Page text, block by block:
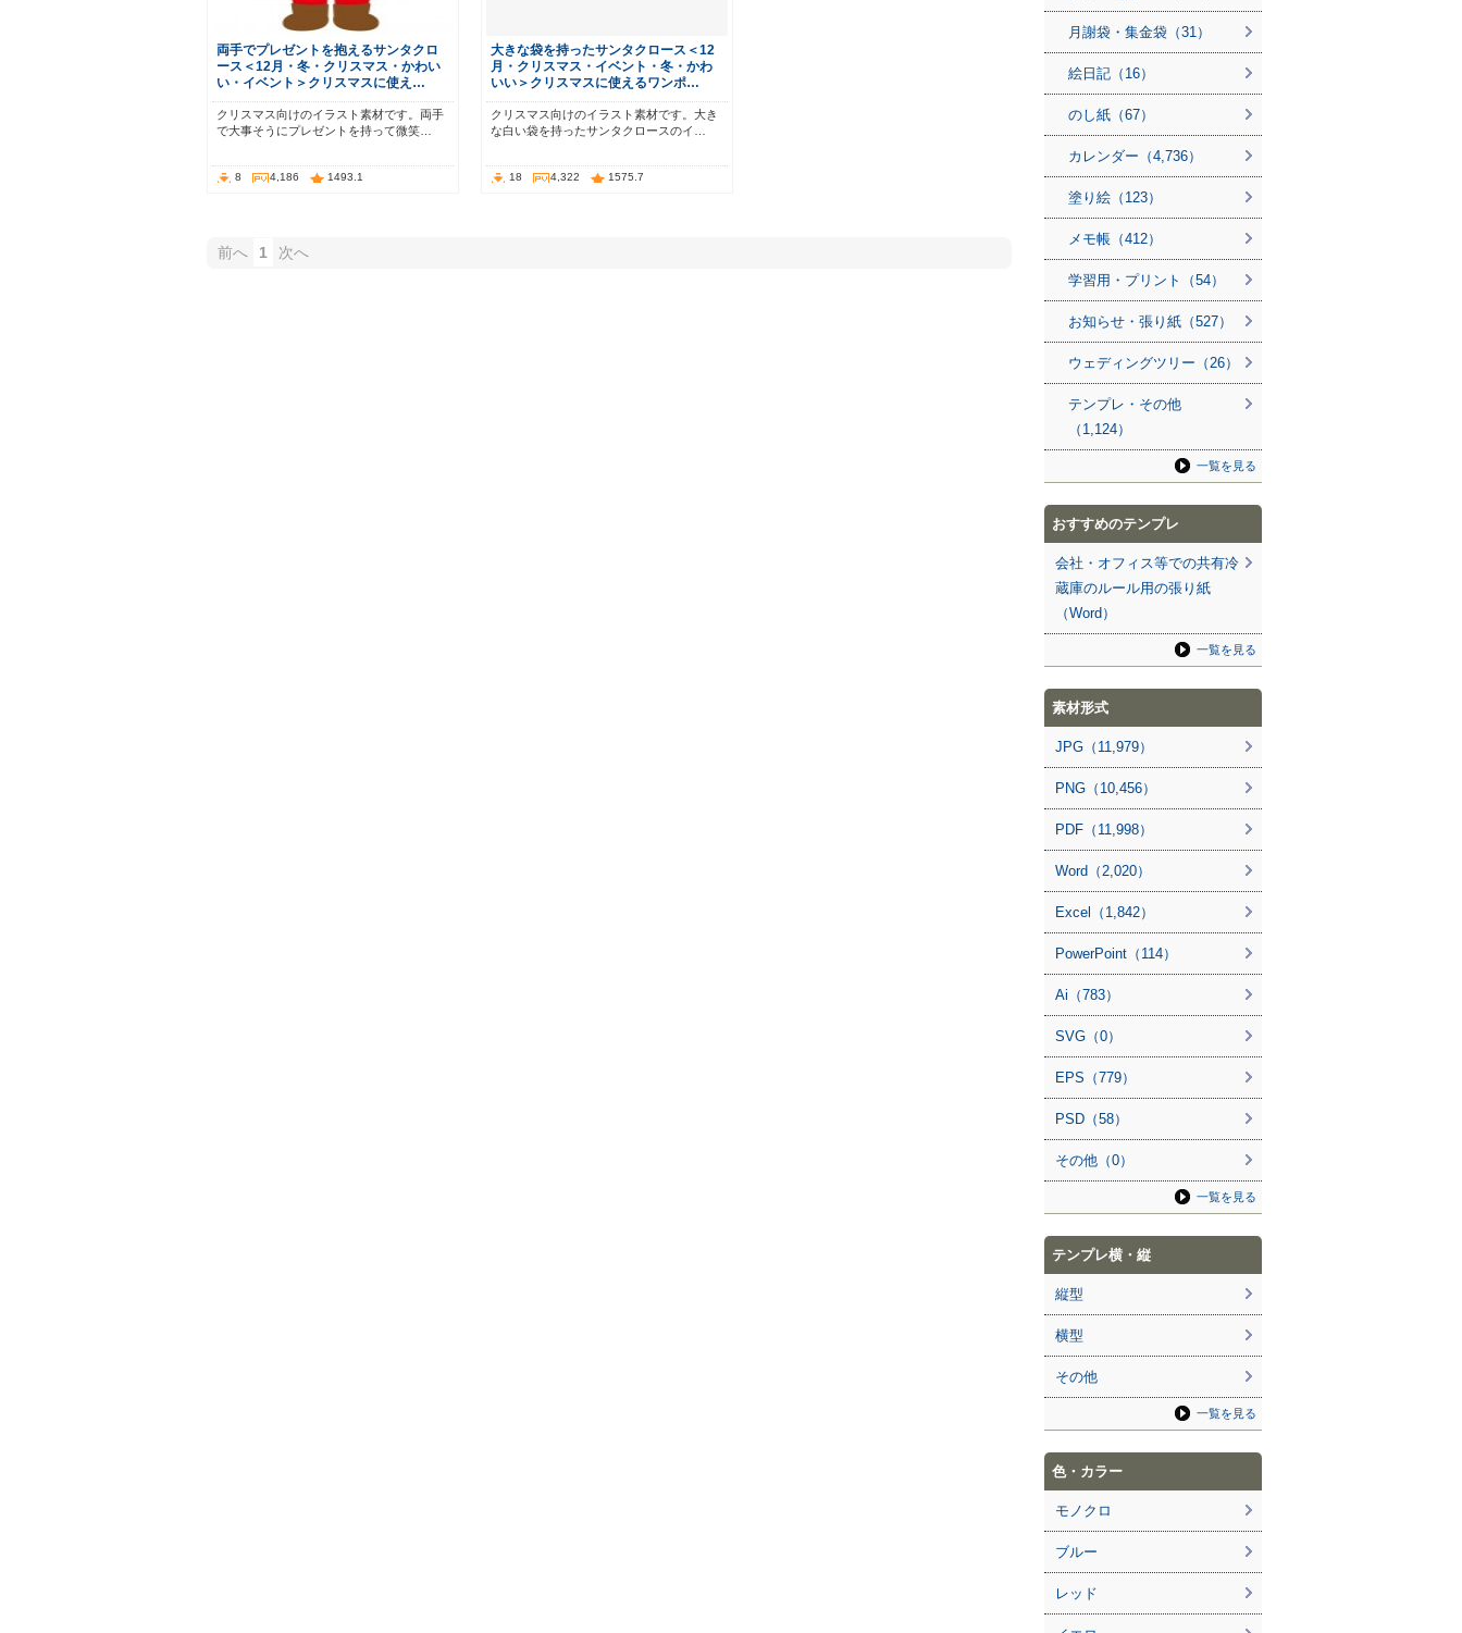
両手でプレゼントを抱えるサンタクロ
ース＜12月・冬・クリスマス・かわい
い・イベント＞クリスマスに使え…
クリスマス向けのイラスト素材です。両手
で大事そうにプレゼントを持って微笑…
8 4,186 1493.1
大きな袋を持ったサンタクロース＜12
月・クリスマス・イベント・冬・かわ
いい＞クリスマスに使えるワンポ…
クリスマス向けのイラスト素材です。大き
な白い袋を持ったサンタクロースのイ…
18 4,322 1575.7
前へ 1 次へ
月謝袋・集金袋（31）
絵日記（16）
のし紙（67）
カレンダー（4,736）
塗り絵（123）
メモ帳（412）
学習用・プリント（54）
お知らせ・張り紙（527）
ウェディングツリー（26）
テンプレ・その他
（1,124）
一覧を見る
おすすめのテンプレ
会社・オフィス等での共有冷
蔵庫のルール用の張り紙
（Word）
一覧を見る
素材形式
JPG（11,979）
PNG（10,456）
PDF（11,998）
Word（2,020）
Excel（1,842）
PowerPoint（114）
Ai（783）
SVG（0）
EPS（779）
PSD（58）
その他（0）
一覧を見る
テンプレ横・縦
縦型
横型
その他
一覧を見る
色・カラー
モノクロ
ブルー
レッド